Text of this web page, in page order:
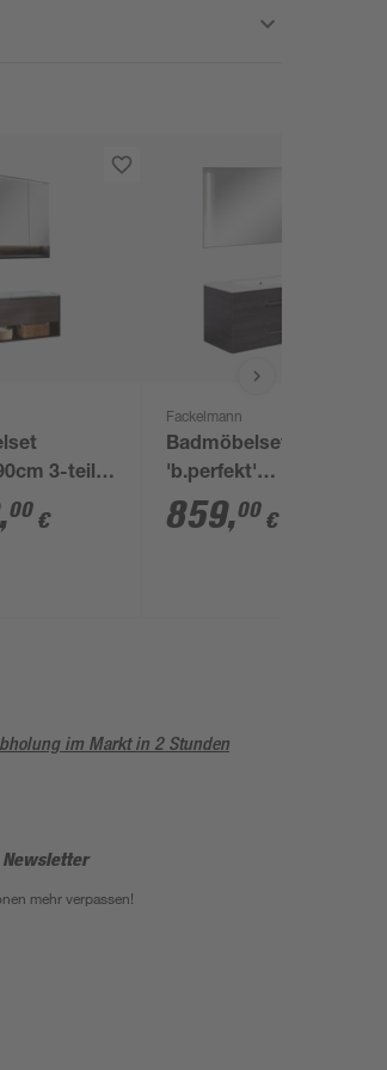
3-teilig
,00 €
Fackelmann
Badmöbelset
'b.perfekt'
Spiegelelement und
Waschbecken mit
859,00 €
im Markt in 2 Stunden
mehr verpassen!